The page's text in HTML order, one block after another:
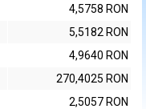
4,5758 RON
5,5182 RON
4,9640 RON
270,4025 RON
2,5057 RON